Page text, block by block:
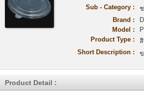
Sub - Category :
Brand :
Model :
Product Type :
Short Description :
Product Detail :